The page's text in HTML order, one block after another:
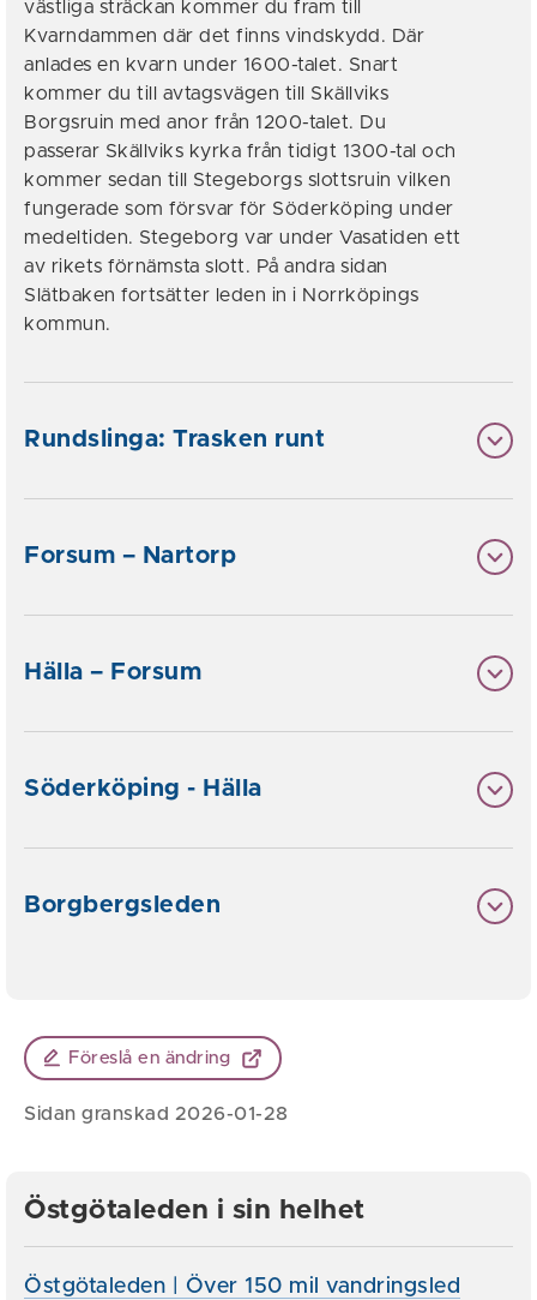
västliga sträckan kommer du fram till
Kvarndammen där det finns vindskydd. Där
anlades en kvarn under 1600-talet. Snart
kommer du till avtagsvägen till Skällviks
Borgsruin med anor från 1200-talet. Du
passerar Skällviks kyrka från tidigt 1300-tal och
kommer sedan till Stegeborgs slottsruin vilken
fungerade som försvar för Söderköping under
medeltiden. Stegeborg var under Vasatiden ett
av rikets förnämsta slott. På andra sidan
Slätbaken fortsätter leden in i Norrköpings
kommun.
Rundslinga: Trasken runt
Forsum – Nartorp
Hälla – Forsum
Söderköping - Hälla
Borgbergsleden
Föreslå en ändring
Sidan granskad 2026-01-28
Östgötaleden i sin helhet
Östgötaleden | Över 150 mil vandringsled